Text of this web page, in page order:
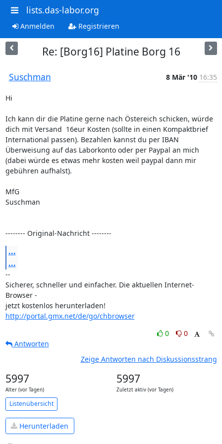
lists.das-labor.org
Anmelden Registrieren
Re: [Borg16] Platine Borg 16
Suschman 8 Mär '10 16:35
Hi
Ich kann dir die Platine gerne nach Östereich schicken, würde
dich mit Versand  16eur Kosten (sollte in einen Kompaktbrief
International passen). Bezahlen kannst du per IBAN
Überweisung auf das Laborkonto oder per Paypal an mich
(dabei würde es etwas mehr kosten weil paypal dann mir
gebühren aufhalst).
MfG
Suschman
-------- Original-Nachricht --------
...
...
--
Sicherer, schneller und einfacher. Die aktuellen Internet-
Browser -
http://portal.gmx.net/de/go/chbrowser
0
0
Antworten
Zeige Antworten nach Diskussionsstrang
5997
Alter (vor Tagen)
5997
Zuletzt aktiv (vor Tagen)
Listenübersicht
Herunterladen